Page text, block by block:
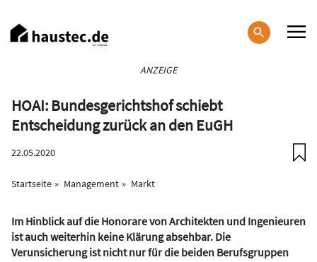
zum
Inhalt
ANZEIGE
HOAI: Bundesgerichtshof schiebt
Entscheidung zurück an den EuGH
22.05.2020
Startseite Management Markt
Im Hinblick auf die Honorare von Architekten und Ingenieuren
ist auch weiterhin keine Klärung absehbar. Die
Verunsicherung ist nicht nur für die beiden Berufsgruppen